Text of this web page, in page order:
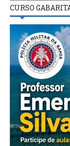
CURSO